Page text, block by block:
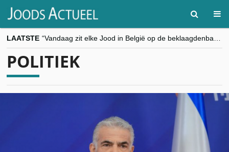
LAATSTE
goKosher lanceert nieuwe website en samenwerking met Mishpacha voor kosher travel en simchas wereldwijd
POLITIEK